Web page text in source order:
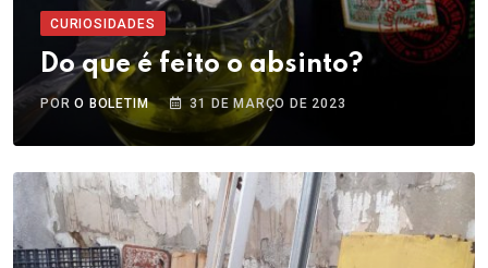
CURIOSIDADES
Do que é feito o absinto?
PORO BOLETIM 31 DE MARÇO DE 2023